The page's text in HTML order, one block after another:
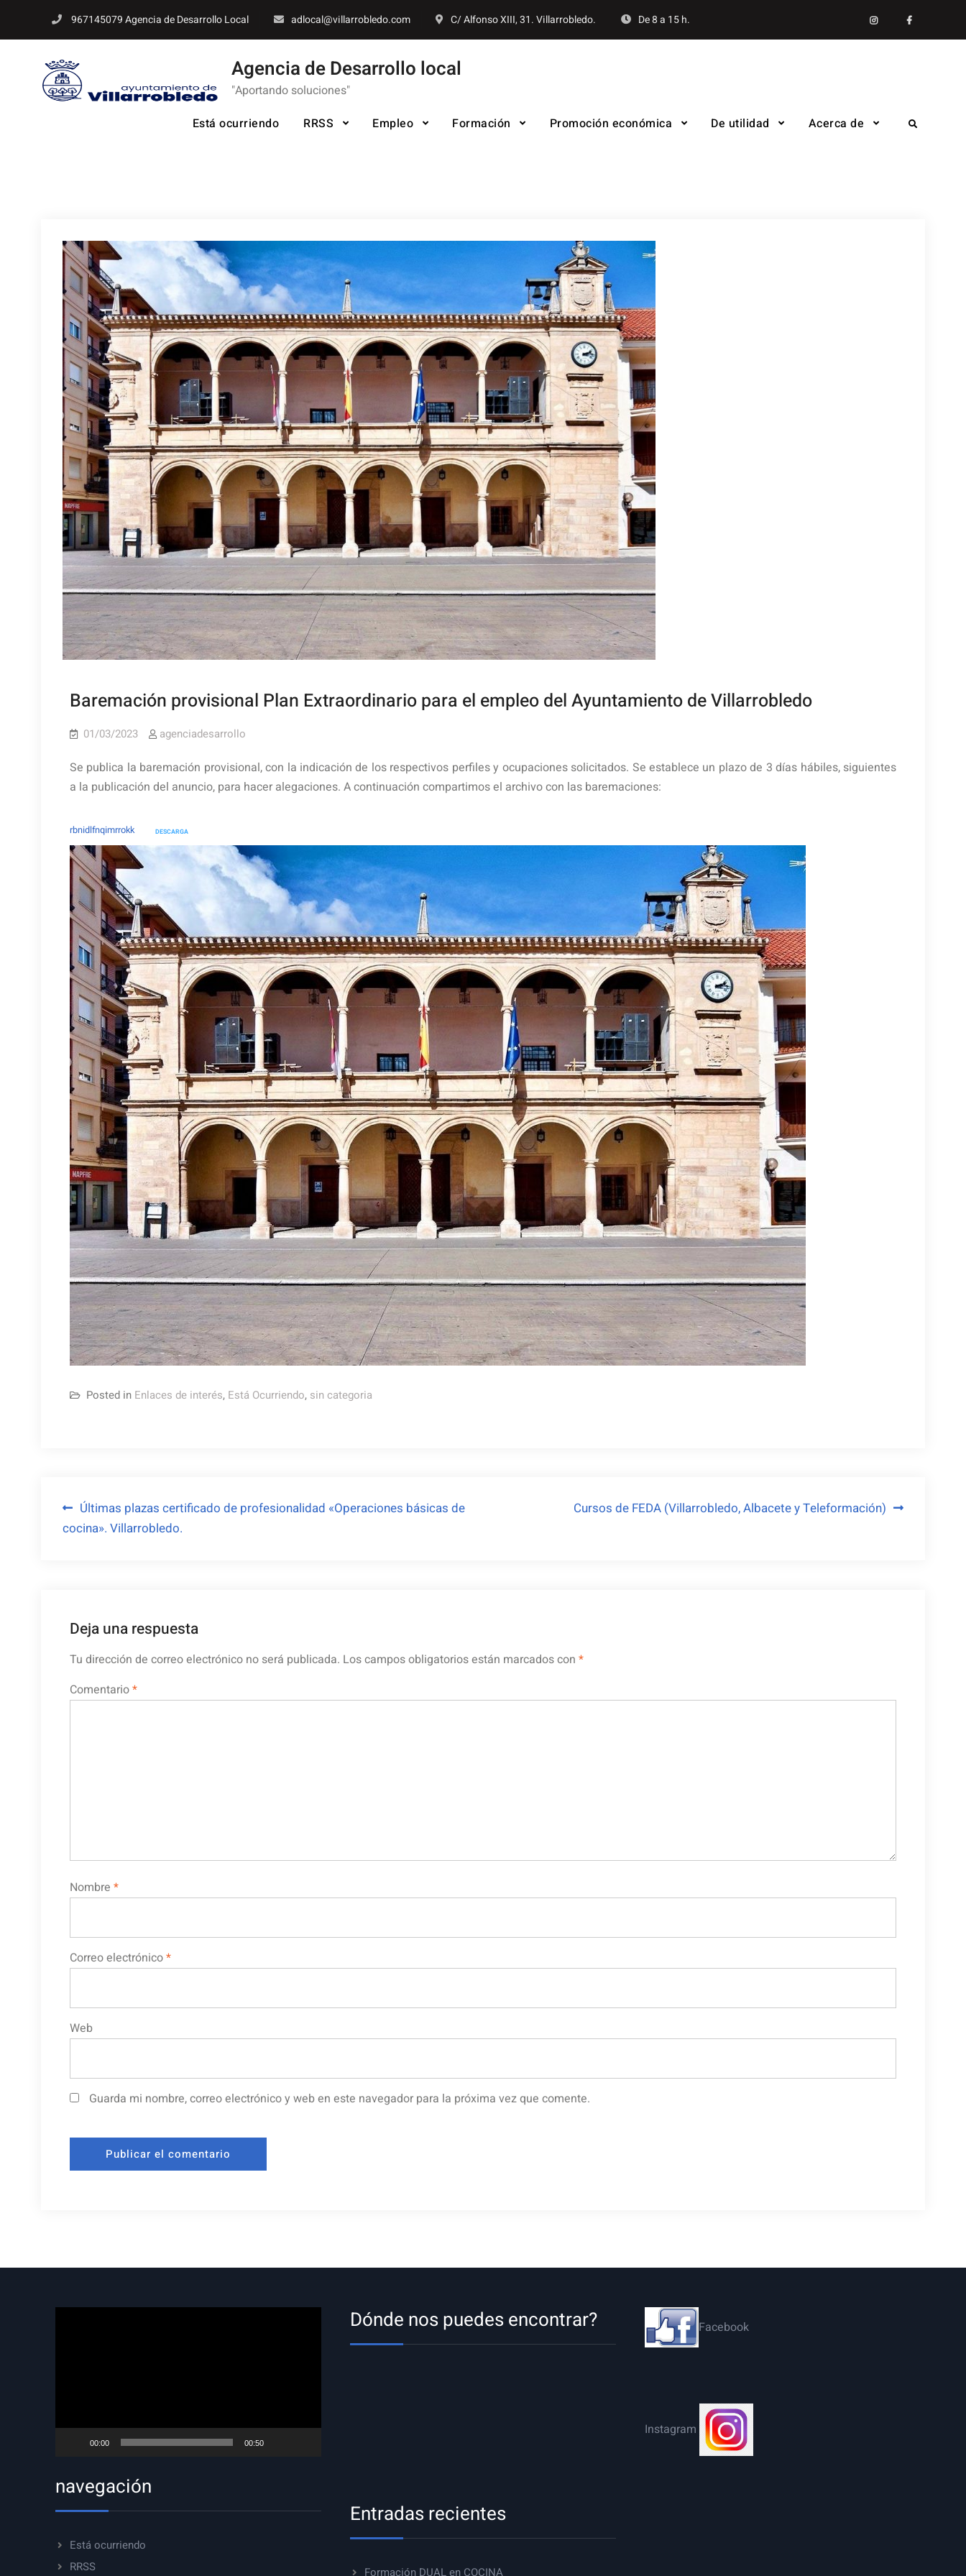
967145079 Agencia de Desarrollo Local adlocal@villarrobledo.com C/ Alfonso XIII, 31. Villarrobledo. De 8 a 15 h. Instagramfacebook
Agencia de Desarrollo local
"Aportando soluciones"
Está ocurriendo
RRSS Empleo Formación Promoción económica De utilidad Acerca de Search
Baremación provisional Plan Extraordinario para el empleo del Ayuntamiento de Villarrobledo
01/03/2023 agenciadesarrollo
Se publica la baremación provisional, con la indicación de los respectivos perfiles y ocupaciones solicitados. Se establece un plazo de 3 días hábiles, siguientes
a la publicación del anuncio, para hacer alegaciones. A continuación compartimos el archivo con las baremaciones:
rbnidlfnqimrrokk DESCARGA
Posted in Enlaces de interés, Está Ocurriendo, sin categoria
Navegación
de
Últimas plazas certificado de profesionalidad «Operaciones básicas de
cocina». Villarrobledo.
Cursos de FEDA (Villarrobledo, Albacete y Teleformación)
Deja una respuesta
Tu dirección de correo electrónico no será publicada. Los campos obligatorios están marcados con *
Comentario*
Nombre *
Correo electrónico*
Web
Guarda mi nombre, correo electrónico y web en este navegador para la próxima vez que comente.
00:00 00:50
navegación
Está ocurriendo
RRSS
Dónde nos puedes encontrar?
Entradas recientes
Formación DUAL en COCINA
Facebook
Instagram